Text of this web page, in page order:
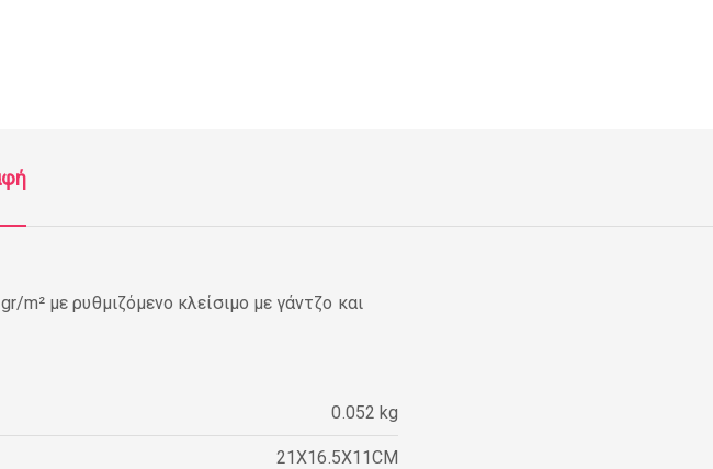
με ρυθμιζόμενο κλείσιμο με γάντζο και
0.052 kg
21X16.5X11CM